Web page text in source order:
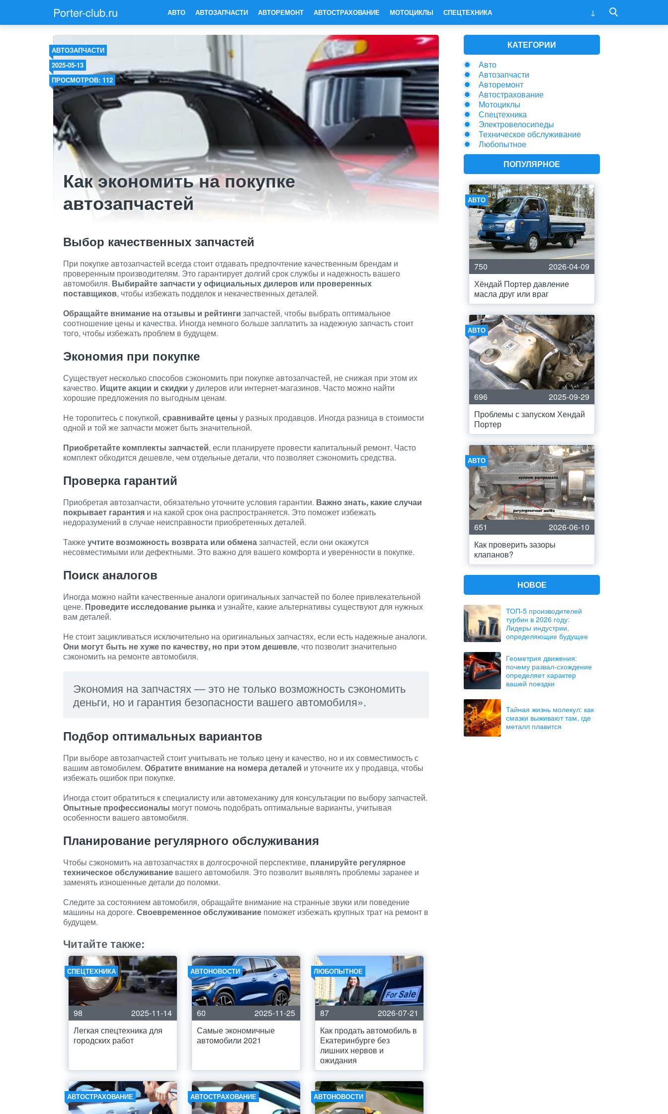
Porter-club.ru АВТО АВТОЗАПЧАСТИ АВТОРЕМОНТ АВТОСТРАХОВАНИЕ МОТОЦИКЛЫ СПЕЦТЕХНИКА
АВТОЗАПЧАСТИ
2025-05-13
ПРОСМОТРОВ: 112
Как экономить на покупке
автозапчастей
Выбор качественных запчастей
При покупке автозапчастей всегда стоит отдавать предпочтение качественным брендам и
проверенным производителям. Это гарантирует долгий срок службы и надежность вашего
автомобиля. Выбирайте запчасти у официальных дилеров или проверенных
поставщиков, чтобы избежать подделок и некачественных деталей.
Обращайте внимание на отзывы и рейтинги запчастей, чтобы выбрать оптимальное
соотношение цены и качества. Иногда немного больше заплатить за надежную запчасть стоит
того, чтобы избежать проблем в будущем.
Экономия при покупке
Существует несколько способов сэкономить при покупке автозапчастей, не снижая при этом их
качество. Ищите акции и скидки у дилеров или интернет-магазинов. Часто можно найти
хорошие предложения по выгодным ценам.
Не торопитесь с покупкой, сравнивайте цены у разных продавцов. Иногда разница в стоимости
одной и той же запчасти может быть значительной.
Приобретайте комплекты запчастей, если планируете провести капитальный ремонт. Часто
комплект обходится дешевле, чем отдельные детали, что позволяет сэкономить средства.
Проверка гарантий
Приобретая автозапчасти, обязательно уточните условия гарантии. Важно знать, какие случаи
покрывает гарантия и на какой срок она распространяется. Это поможет избежать
недоразумений в случае неисправности приобретенных деталей.
Такжеучтите возможность возврата или обменазапчастей, если они окажутся
несовместимыми или дефектными. Это важно для вашего комфорта и уверенности в покупке.
Поиск аналогов
Иногда можно найти качественные аналоги оригинальных запчастей по более привлекательной
цене. Проведите исследование рынка и узнайте, какие альтернативы существуют для нужных
вам деталей.
Не стоит зацикливаться исключительно на оригинальных запчастях, если есть надежные аналоги.
Они могут быть не хуже по качеству, но при этом дешевле, что позволит значительно
сэкономить на ремонте автомобиля.
Экономия на запчастях — это не только возможность сэкономить
деньги, но и гарантия безопасности вашего автомобиля».
Подбор оптимальных вариантов
При выборе автозапчастей стоит учитывать не только цену и качество, но и их совместимость с
вашим автомобилем. Обратите внимание на номера деталей и уточните их у продавца, чтобы
избежать ошибок при покупке.
Иногда стоит обратиться к специалисту или автомеханику для консультации по выбору запчастей.
Опытные профессионалы могут помочь подобрать оптимальные варианты, учитывая
особенности вашего автомобиля.
Планирование регулярного обслуживания
Чтобы сэкономить на автозапчастях в долгосрочной перспективе, планируйте регулярное
техническое обслуживание вашего автомобиля. Это позволит выявлять проблемы заранее и
заменять изношенные детали до поломки.
Следите за состоянием автомобиля, обращайте внимание на странные звуки или поведение
машины на дороге. Своевременное обслуживание поможет избежать крупных трат на ремонт в
будущем.
Читайте также:
СПЕЦТЕХНИКА
98
2025-11-14
Легкая спецтехника для
городских работ
АВТОНОВОСТИ
60
2025-11-25
Самые экономичные
автомобили 2021
ЛЮБОПЫТНОЕ
87
2026-07-21
Как продать автомобиль в
Екатеринбурге без
лишних нервов и
ожидания
АВТОСТРАХОВАНИЕ АВТОСТРАХОВАНИЕ АВТОНОВОСТИ
КАТЕГОРИИ
Авто
Автозапчасти
Авторемонт
Автострахование
Мотоциклы
Спецтехника
Электровелосипеды
Техническое обслуживание
Любопытное
ПОПУЛЯРНОЕ
АВТО
750
2026-04-09
Хёндай Портер давление
масла друг или враг
АВТО
696
2025-09-29
Проблемы с запуском Хендай
Портер
АВТО
651
2026-06-10
Как проверить зазоры
клапанов?
НОВОЕ
ТОП-5 производителей
турбин в 2026 году:
Лидеры индустрии,
определяющие будущее
Геометрия движения:
почему развал-схождение
определяет характер
вашей поездки
Тайная жизнь молекул: как
смазки выживают там, где
металл плавится